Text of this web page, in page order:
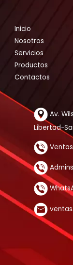
Inicio
Nosotros
Servicios
Productos
Contactos
Av.
Libertad-